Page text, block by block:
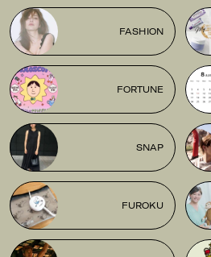
FASHION
FORTUNE
SNAP
FUROKU